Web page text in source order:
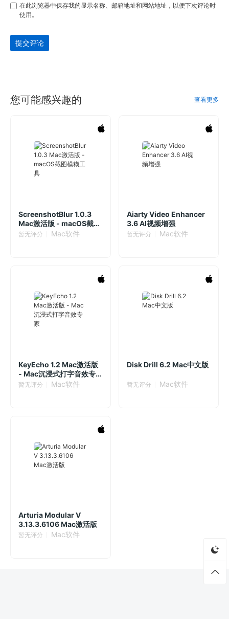
在此浏览器中保存我的显示名称、邮箱地址和网站地址，以便下次评论时
使用。
提交评论
您可能感兴趣的 查看更多
ScreenshotBlur 1.0.3
Mac激活版 - macOS截图
模糊工具
暂无评分 Mac软件
Aiarty Video Enhancer
3.6 AI视频增强
暂无评分 Mac软件
KeyEcho 1.2 Mac激活版
- Mac沉浸式打字音效专
家
暂无评分 Mac软件
Disk Drill 6.2 Mac中文版
暂无评分 Mac软件
Arturia Modular V
3.13.3.6106 Mac激活版
暂无评分 Mac软件